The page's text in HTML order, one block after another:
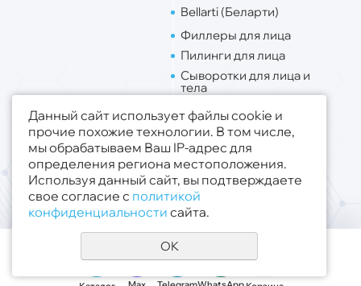
Bellarti (Беларти)
Филлеры для лица
Пилинги для лица
Сыворотки для лица и
тела
Липо. для лица
Липо. для тела
Публичная оферта
Политика конфиденциальности
© 2019 - 2026 ООО «Медсфера Трейд»
Все права защищены
Данный сайт использует файлы cookie и
прочие похожие технологии. В том числе,
мы обрабатываем Ваш IP-адрес для
определения региона местоположения.
Используя данный сайт, вы подтверждаете
свое согласие с политикой
конфиденциальности сайта.
OK